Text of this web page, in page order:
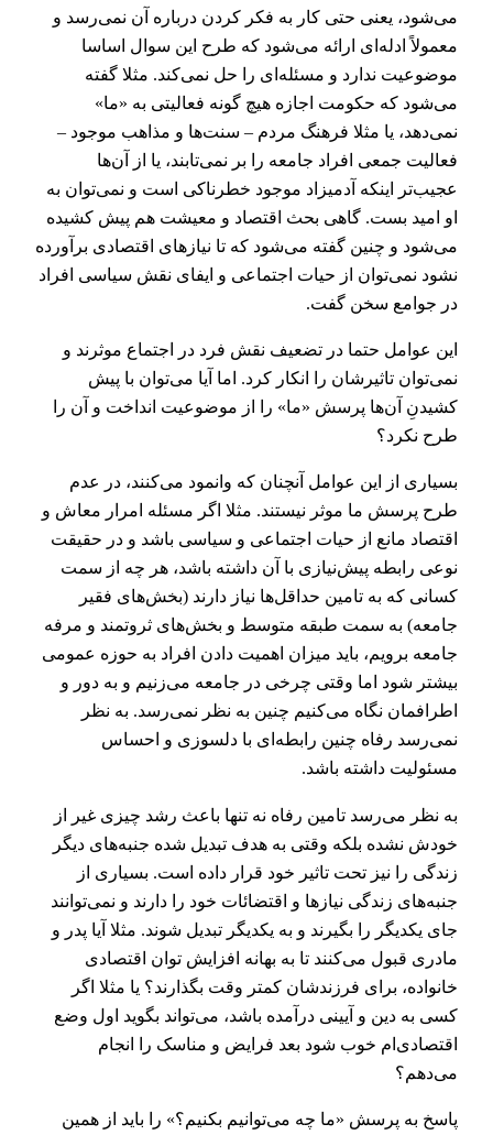
می‌شود، یعنی حتی کار به فکر کردن درباره آن نمی‌رسد و
معمولاً ادله‌ای ارائه می‌شود که طرح این سوال اساسا
موضوعیت ندارد و مسئله‌ای را حل نمی‌کند. مثلا گفته
می‌شود که حکومت اجازه هیچ گونه فعالیتی به «ما»
نمی‌دهد، یا مثلا فرهنگ مردم – سنت‌‌ها و مذاهب موجود –
فعالیت جمعی افراد جامعه را بر نمی‌تابند، یا از آن‌ها
عجیب‌تر اینکه آدمیزاد موجود خطرناکی است و نمی‌توان به
او امید بست. گاهی بحث اقتصاد و معیشت هم پیش کشیده
می‌شود و چنین گفته می‌شود که تا نیازهای اقتصادی برآورده
نشود نمی‌توان از حیات اجتماعی و ایفای نقش سیاسی افراد
در جوامع سخن گفت.
این عوامل حتما در تضعیف نقش فرد در اجتماع موثرند و
نمی‌توان تاثیرشان را انکار کرد. اما آیا می‌توان با پیش
کشیدنِ آن‌ها پرسش «ما» را از موضوعیت انداخت و آن را
طرح نکرد؟
بسیاری از این عوامل آنچنان که وانمود می‌کنند، در عدم
طرح پرسش ما موثر نیستند. مثلا اگر مسئله امرار معاش و
اقتصاد مانع از حیات اجتماعی و سیاسی باشد و در حقیقت
نوعی رابطه پیش‌نیازی با آن داشته باشد، هر چه از سمت
کسانی که به تامین حداقل‌ها نیاز دارند (بخش‌های فقیر
جامعه) به سمت طبقه متوسط و بخش‌های ثروتمند و مرفه
جامعه برویم، باید میزان اهمیت دادن افراد به حوزه عمومی
بیشتر شود اما وقتی چرخی در جامعه می‌زنیم و به دور و
اطرافمان نگاه می‌کنیم چنین به نظر نمی‌رسد. به نظر
نمی‌رسد رفاه چنین رابطه‌ای با دلسوزی و احساس
مسئولیت داشته باشد.
به نظر می‌رسد تامین رفاه نه تنها باعث رشد چیزی غیر از
خودش نشده بلکه وقتی به هدف تبدیل شده جنبه‌های دیگر
زندگی را نیز تحت تاثیر خود قرار داده است. بسیاری از
جنبه‌های زندگی نیازها و اقتضائات خود را دارند و نمی‌توانند
جای یکدیگر را بگیرند و به یکدیگر تبدیل شوند. مثلا آیا پدر و
مادری قبول می‌کنند تا به بهانه افزایش توان اقتصادی
خانواده، برای فرزندشان کمتر وقت بگذارند؟ یا مثلا اگر
کسی به دین و آیینی درآمده باشد، می‌تواند بگوید اول وضع
اقتصادی‌ام خوب شود بعد فرایض و مناسک را انجام
می‌دهم؟
پاسخ به پرسش «ما چه می‌توانیم بکنیم؟» را باید از همین